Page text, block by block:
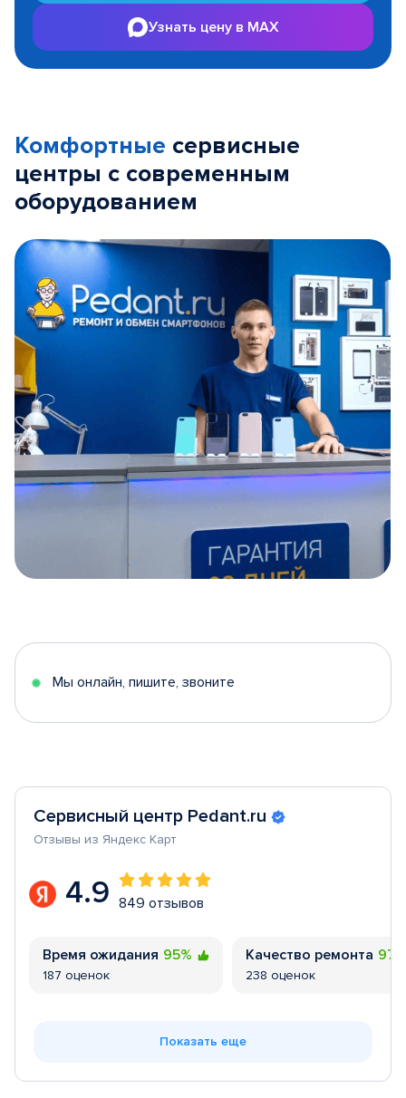
Узнать цену в MAX
Комфортные сервисные
центры с современным
оборудованием
5
Мы онлайн, пишите, звоните
Сервисный центр Pedant.ru
Отзывы из Яндекс Карт
4.9 849 отзывов
Время ожидания 95%
187 оценок
Качество ремонта
238 оценок
Показать еще